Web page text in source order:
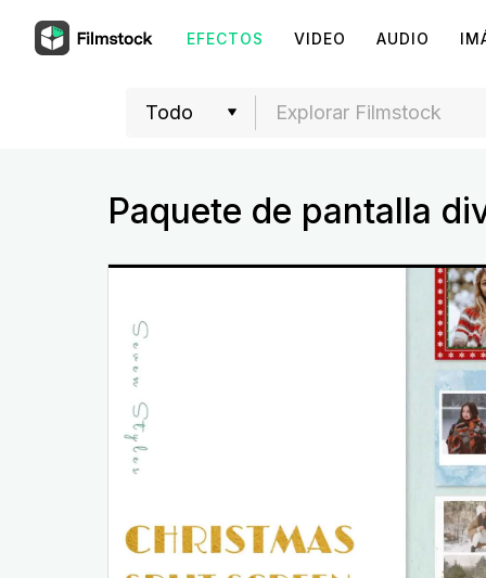
EFECTOS VIDEO AUDIO
Paquete de pantalla